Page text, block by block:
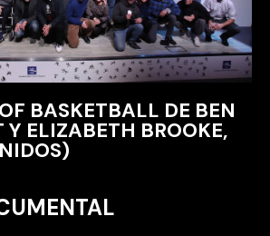
BASKETBALL DE BEN
Y ELIZABETH BROOKE,